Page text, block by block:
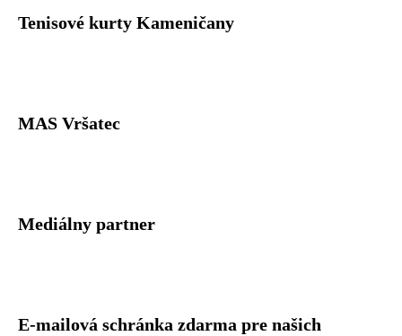
Tenisové kurty Kameničany
MAS Vršatec
Mediálny partner
E-mailová schránka zdarma pre našich